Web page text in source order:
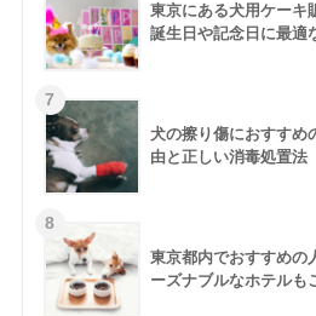
東京にある犬用ケーキ
誕生日や記念日に最適
犬の擦り傷におすすめ
由と正しい消毒処置法
東京都内でおすすめの
ーズナブルなホテルも